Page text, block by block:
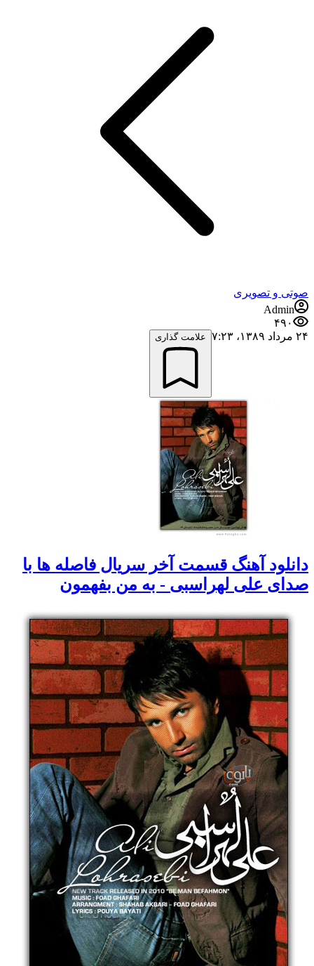
صوتی و تصویری
Admin
۴۹۰
۲۴ مرداد ۱۳۸۹،‏ ۷:۲۳
علامت گذاری
دانلود آهنگ قسمت آخر سریال فاصله ها با
صدای علی لهراسبی - به من بفهمون